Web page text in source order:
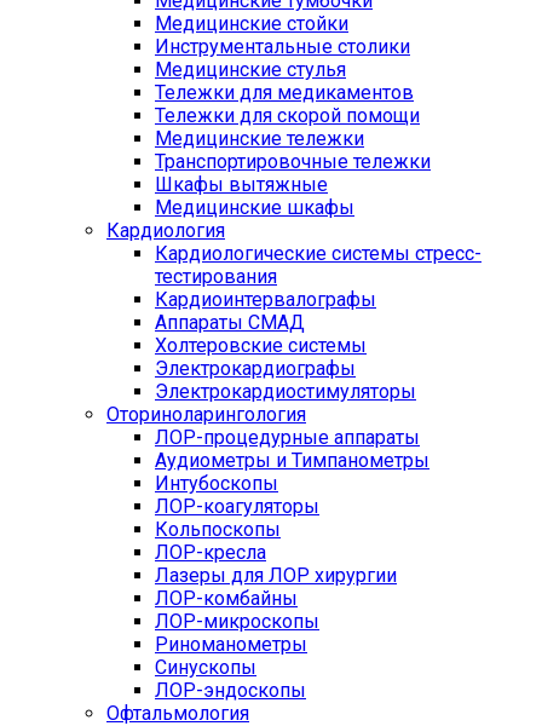
Медицинские стойки
Инструментальные столики
Медицинские стулья
Тележки для медикаментов
Тележки для скорой помощи
Медицинские тележки
Транспортировочные тележки
Шкафы вытяжные
Медицинские шкафы
Кардиология
Кардиологические системы стресс-
тестирования
Кардиоинтервалографы
Аппараты СМАД
Холтеровские системы
Электрокардиографы
Электрокардиостимуляторы
Оториноларингология
ЛОР-процедурные аппараты
Аудиометры и Тимпанометры
Интубоскопы
ЛОР-коагуляторы
Кольпоскопы
ЛОР-кресла
Лазеры для ЛОР хирургии
ЛОР-комбайны
ЛОР-микроскопы
Риноманометры
Синускопы
ЛОР-эндоскопы
Офтальмология